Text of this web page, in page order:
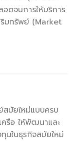
ดจนการให้บริการ
ริมทรัพย์ (Market
สมัยใหม่แบบครบ
ครือ ให้พัฒนาและ
นในธุรกิจสมัยใหม่